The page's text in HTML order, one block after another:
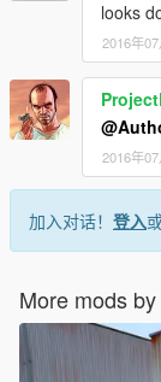
looks
2016年
2016年
加入对话！ 登入
More mods by